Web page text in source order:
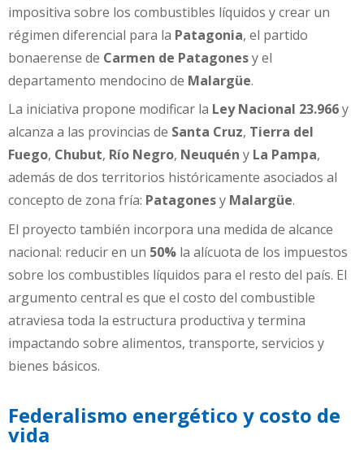
impositiva sobre los combustibles líquidos y crear un
régimen diferencial para la Patagonia, el partido
bonaerense de Carmen de Patagonesy el
departamento mendocino de Malargüe.
La iniciativa propone modificar la Ley Nacional 23.966y
alcanza a las provincias de Santa Cruz, Tierra del
Fuego, Chubut, Río Negro, Neuquén y La Pampa,
además de dos territorios históricamente asociados al
concepto de zona fría: Patagonesy Malargüe.
El proyecto también incorpora una medida de alcance
nacional: reducir en un 50% la alícuota de los impuestos
sobre los combustibles líquidos para el resto del país. El
argumento central es que el costo del combustible
atraviesa toda la estructura productiva y termina
impactando sobre alimentos, transporte, servicios y
bienes básicos.
Federalismo energético y costo de
vida